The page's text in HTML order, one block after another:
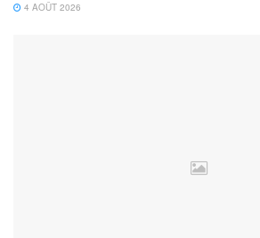
4 AOÛT 2026